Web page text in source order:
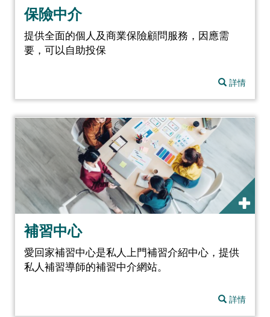
保險中介
提供全面的個人及商業保險顧問服務，因應需
要，可以自助投保
詳情
補習中心
愛回家補習中心是私人上門補習介紹中心，提供
私人補習導師的補習中介網站。
詳情